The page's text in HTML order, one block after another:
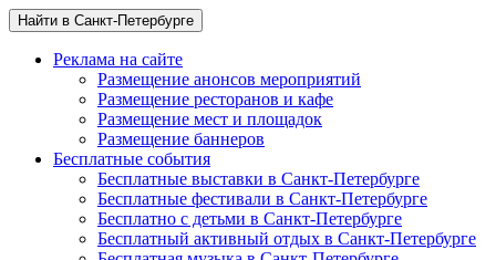
Найти в Санкт-Петербурге
Реклама на сайте
Размещение анонсов мероприятий
Размещение ресторанов и кафе
Размещение мест и площадок
Размещение баннеров
Бесплатные события
Бесплатные выставки в Санкт-Петербурге
Бесплатные фестивали в Санкт-Петербурге
Бесплатно с детьми в Санкт-Петербурге
Бесплатный активный отдых в Санкт-Петербурге